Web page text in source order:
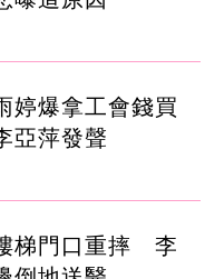
婷爆拿工會錢買
萍發聲
梯門口重摔 李